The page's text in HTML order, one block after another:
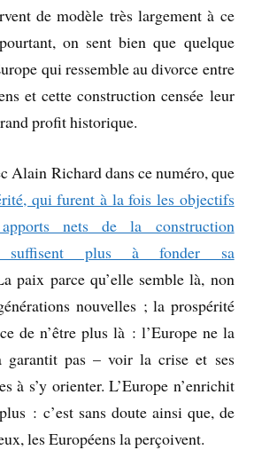
de modèle très largement à ce
on sent bien que quelque
qui ressemble au divorce entre
et cette construction censée leur
profit historique.
Alain Richard dans ce numéro, que
qui furent à la fois les objectifs
nets de la construction
suffisent plus à fonder sa
paix parce qu’elle semble là, non
nouvelles ; la prospérité
de n’être plus là : l’Europe ne la
garantit pas – voir la crise et ses
à s’y orienter. L’Europe n’enrichit
: c’est sans doute ainsi que, de
les Européens la perçoivent.